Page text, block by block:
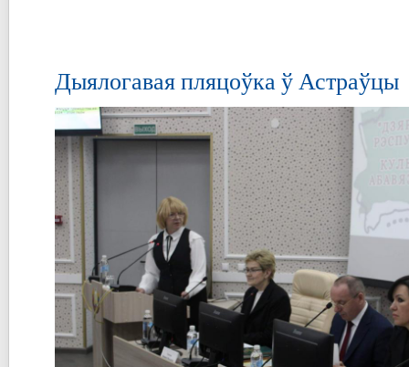
Дыялогавая пляцоўка ў Астраўцы